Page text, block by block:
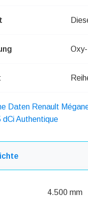
Daten Renault
dCi Authentique
4.500 mm